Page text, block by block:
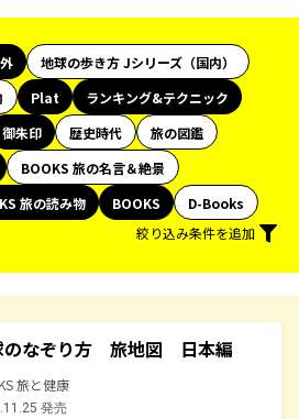
地球の歩き方 Jシリーズ（国内）
Plat
ランキング&テクニック
御朱印 歴史時代
旅の図鑑
BOOKS 旅の名言＆絶景
旅の読み物 BOOKS
D-Books
絞り込み条件を追加
のなぞり方 旅地図 日本編
旅と健康
発売